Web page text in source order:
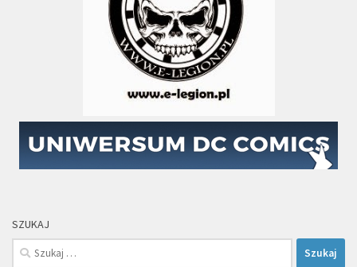
SZUKAJ
Szukaj: